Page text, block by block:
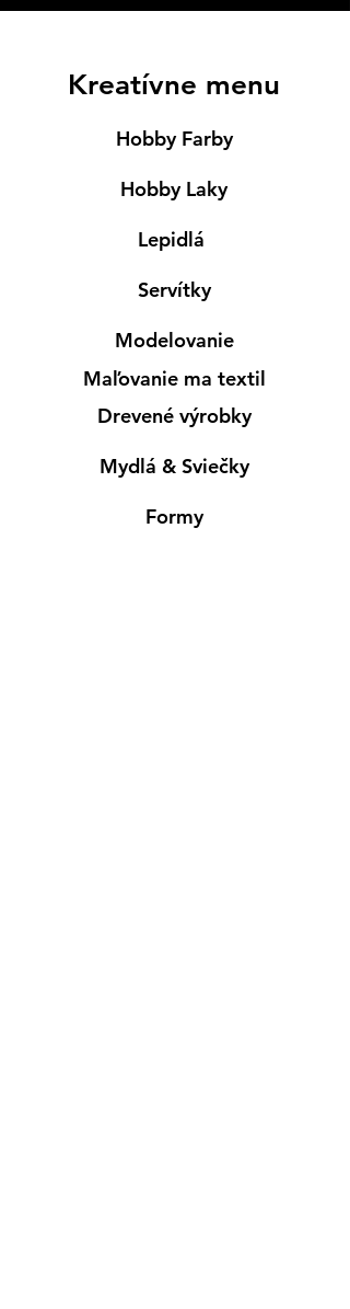
Kreatívne menu
Hobby Farby
Hobby Laky
Lepidlá
Servítky
Modelovanie
Maľovanie ma textil
Drevené výrobky
Mydlá & Sviečky
Formy